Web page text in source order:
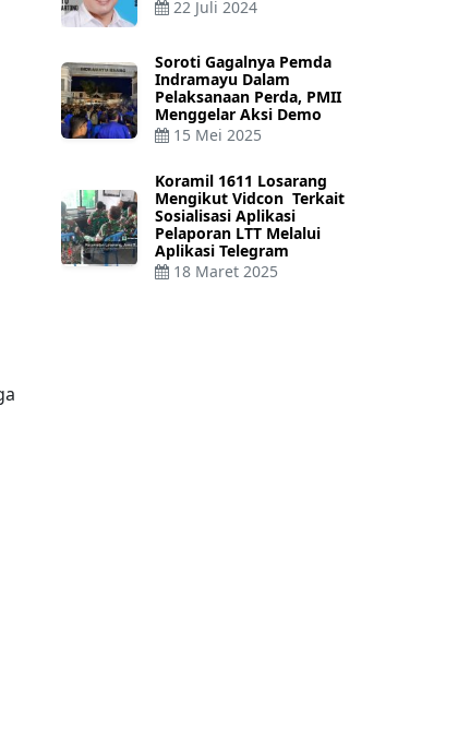
22 Juli 2024
Soroti Gagalnya Pemda
Indramayu Dalam
Pelaksanaan Perda, PMII
Menggelar Aksi Demo
15 Mei 2025
Koramil 1611 Losarang
Mengikut Vidcon Terkait
Sosialisasi Aplikasi
Pelaporan LTT Melalui
Aplikasi Telegram
18 Maret 2025